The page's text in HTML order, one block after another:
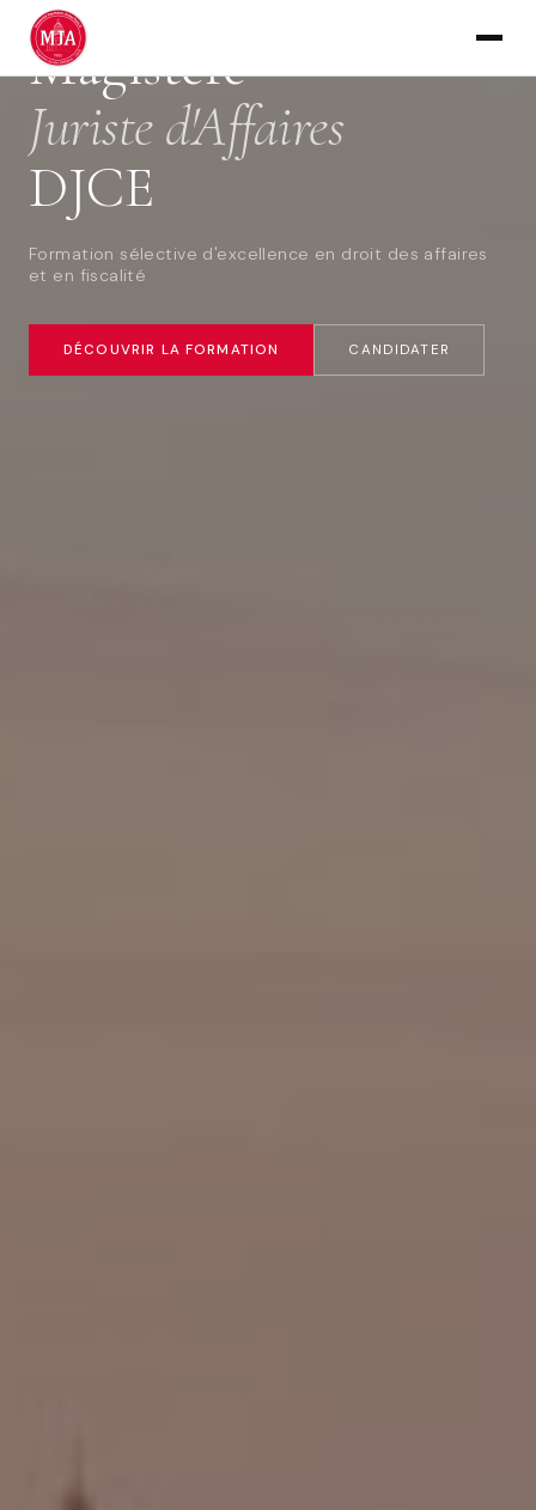
UNIVERSITÉ PARIS-PANTHÉON-ASSAS · FONDÉ EN 1985
Magistère
Juriste d'Affaires
DJCE
Formation sélective d'excellence en droit des affaires
et en fiscalité
DÉCOUVRIR LA FORMATION CANDIDATER